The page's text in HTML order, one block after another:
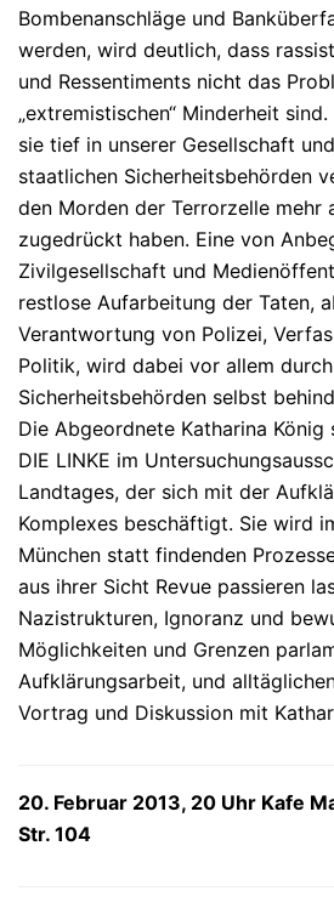
Bombenanschläge und
werden, wird deutlich, dass
und Ressentiments nicht das
„extremistischen“ Minderheit
sie tief in unserer Gesellschaft
staatlichen Sicherheitsbehörden
den Morden der Terrorzelle mehr
zugedrückt haben. Eine von
Zivilgesellschaft und
restlose Aufarbeitung der Taten,
Verantwortung von Polizei,
Politik, wird dabei vor allem
Sicherheitsbehörden selbst
Die Abgeordnete Katharina
DIE LINKE im
Landtages, der sich mit der
Komplexes beschäftigt. Sie wird
München statt findenden
aus ihrer Sicht Revue passieren
Nazistrukturen, Ignoranz und
Möglichkeiten und Grenzen
Aufklärungsarbeit, und
Vortrag und Diskussion mit
20. Februar 2013, 20 Uhr Kafe
Str. 104